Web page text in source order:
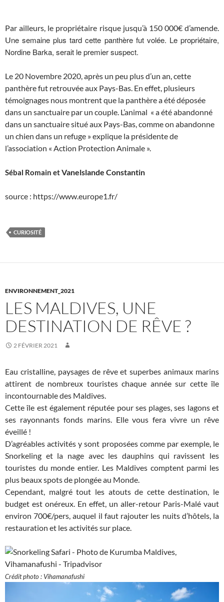
Par ailleurs, le propriétaire risque jusqu’à 150 000€ d’amende.
Une semaine plus tard cette panthère fut volée. Le propriétaire,
Nordine Barka, serait le premier suspect.
Le 20 Novembre 2020, après un peu plus d’un an, cette
panthère fut retrouvée aux Pays-Bas. En effet, plusieurs
témoignages nous montrent que la panthère a été déposée
dans un sanctuaire par un couple. L’animal « a été abandonné
dans un sanctuaire situé aux Pays-Bas, comme on abandonne
un chien dans un refuge » explique la présidente de
l’association « Action Protection Animale ».
Sébal Romain etVanelslande Constantin
source : https://www.europe1.fr/
CURIOSITÉ
ENVIRONNEMENT_2021
LES MALDIVES, UNE
DESTINATION DE RÊVE ?
2 FÉVRIER 2021
Eau cristalline, paysages de rêve et superbes animaux marins
attirent de nombreux touristes chaque année sur cette île
incontournable des Maldives.
Cette île est également réputée pour ses plages, ses lagons et
ses rayonnants fonds marins. Elle vous fera vivre un rêve
éveillé !
D’agréables activités y sont proposées comme par exemple, le
Snorkeling et la nage avec les dauphins qui ravissent les
touristes du monde entier. Les Maldives comptent parmi les
plus beaux spots de plongée au Monde.
Cependant, malgré tout les atouts de cette destination, le
budget est onéreux. En effet, un aller-retour Paris-Malé vaut
environ 700€/pers, auquel il faut rajouter les nuits d’hôtels, la
restauration et les activités sur place.
Crédit photo : Vihamanafushi